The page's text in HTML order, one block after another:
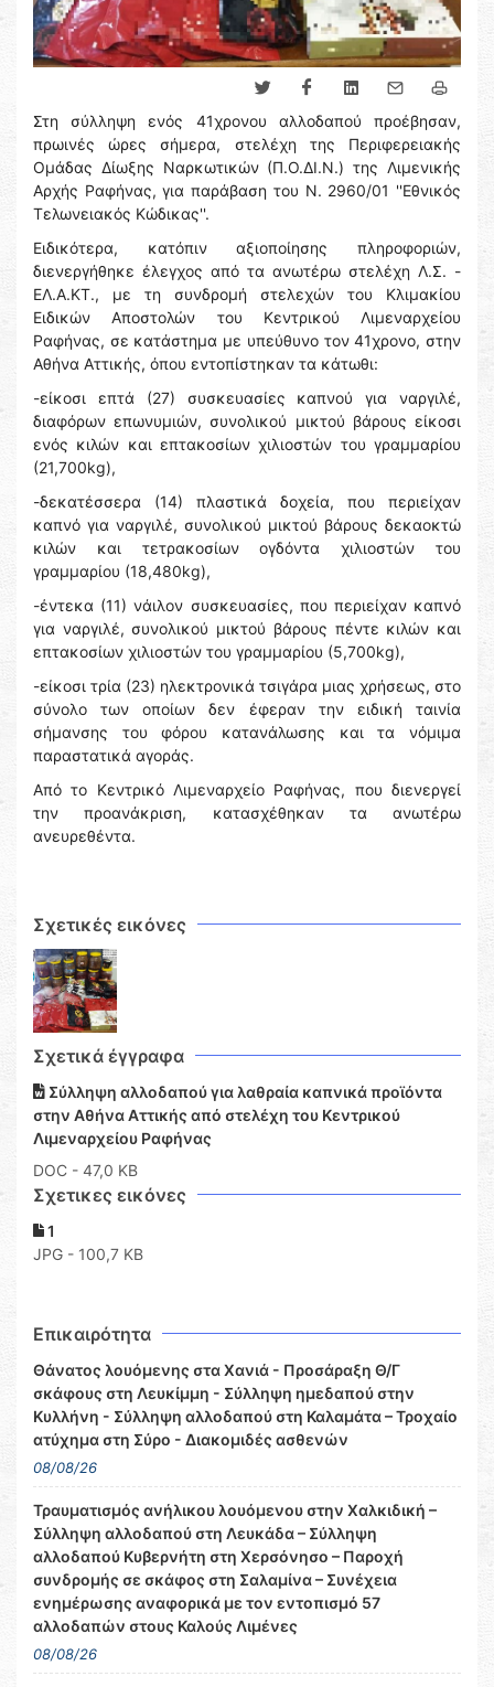
Στη σύλληψη ενός 41χρονου αλλοδαπού προέβησαν,
πρωινές ώρες σήμερα, στελέχη της Περιφερειακής
Ομάδας Δίωξης Ναρκωτικών (Π.Ο.ΔΙ.Ν.) της Λιμενικής
Αρχής Ραφήνας, για παράβαση του Ν. 2960/01 ''Εθνικός
Τελωνειακός Κώδικας''.
Ειδικότερα, κατόπιν αξιοποίησης πληροφοριών,
διενεργήθηκε έλεγχος από τα ανωτέρω στελέχη Λ.Σ. -
ΕΛ.Α.ΚΤ., με τη συνδρομή στελεχών του Κλιμακίου
Ειδικών Αποστολών του Κεντρικού Λιμεναρχείου
Ραφήνας, σε κατάστημα με υπεύθυνο τον 41χρονο, στην
Αθήνα Αττικής, όπου εντοπίστηκαν τα κάτωθι:
-είκοσι επτά (27) συσκευασίες καπνού για ναργιλέ,
διαφόρων επωνυμιών, συνολικού μικτού βάρους είκοσι
ενός κιλών και επτακοσίων χιλιοστών του γραμμαρίου
(21,700kg),
-δεκατέσσερα (14) πλαστικά δοχεία, που περιείχαν
καπνό για ναργιλέ, συνολικού μικτού βάρους δεκαοκτώ
κιλών και τετρακοσίων ογδόντα χιλιοστών του
γραμμαρίου (18,480kg),
-έντεκα (11) νάιλον συσκευασίες, που περιείχαν καπνό
για ναργιλέ, συνολικού μικτού βάρους πέντε κιλών και
επτακοσίων χιλιοστών του γραμμαρίου (5,700kg),
-είκοσι τρία (23) ηλεκτρονικά τσιγάρα μιας χρήσεως, στο
σύνολο των οποίων δεν έφεραν την ειδική ταινία
σήμανσης του φόρου κατανάλωσης και τα νόμιμα
παραστατικά αγοράς.
Από το Κεντρικό Λιμεναρχείο Ραφήνας, που διενεργεί
την προανάκριση, κατασχέθηκαν τα ανωτέρω
ανευρεθέντα.
Σχετικές εικόνες
Σχετικά έγγραφα
Σύλληψη αλλοδαπού για λαθραία καπνικά προϊόντα
στην Αθήνα Αττικής από στελέχη του Κεντρικού
Λιμεναρχείου Ραφήνας
DOC - 47,0 KB
Σχετικες εικόνες
1
JPG - 100,7 KB
Επικαιρότητα
Θάνατος λουόμενης στα Χανιά - Προσάραξη Θ/Γ
σκάφους στη Λευκίμμη - Σύλληψη ημεδαπού στην
Κυλλήνη - Σύλληψη αλλοδαπού στη Καλαμάτα – Τροχαίο
ατύχημα στη Σύρο - Διακομιδές ασθενών
08/08/26
Τραυματισμός ανήλικου λουόμενου στην Χαλκιδική –
Σύλληψη αλλοδαπού στη Λευκάδα – Σύλληψη
αλλοδαπού Κυβερνήτη στη Χερσόνησο – Παροχή
συνδρομής σε σκάφος στη Σαλαμίνα – Συνέχεια
ενημέρωσης αναφορικά με τον εντοπισμό 57
αλλοδαπών στους Καλούς Λιμένες
08/08/26